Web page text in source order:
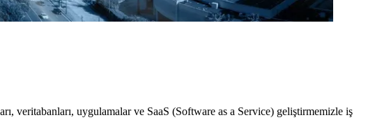
veritabanları, uygulamalar ve SaaS (Software as a Service) geliştirmemizle iş